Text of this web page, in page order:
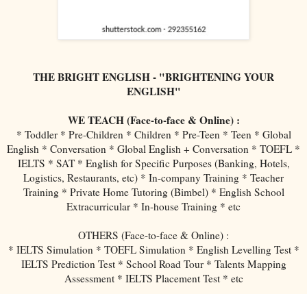
THE BRIGHT ENGLISH - "BRIGHTENING YOUR
ENGLISH"
WE TEACH (Face-to-face & Online) :
* Toddler * Pre-Children * Children * Pre-Teen * Teen * Global
English * Conversation * Global English + Conversation * TOEFL *
IELTS * SAT * English for Specific Purposes (Banking, Hotels,
Logistics, Restaurants, etc) * In-company Training * Teacher
Training * Private Home Tutoring (Bimbel) * English School
Extracurricular * In-house Training * etc
OTHERS (Face-to-face & Online) :
* IELTS Simulation * TOEFL Simulation * English Levelling Test *
IELTS Prediction Test * School Road Tour * Talents Mapping
Assessment * IELTS Placement Test * etc